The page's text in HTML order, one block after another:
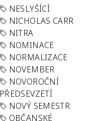
NESLYŠÍCÍ
NICHOLAS CARR
NITRA
NOMINACE
NORMALIZACE
NOVEMBER
NOVOROČNÍ
PŘEDSEVZETÍ
NOVÝ SEMESTR
OBČANSKÉ